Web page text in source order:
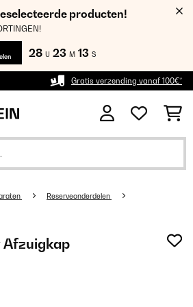
producten!
28 U 23 M 13 S
Gratis verzending vanaf 100€*
Reserveonderdelen
Afzuigkap